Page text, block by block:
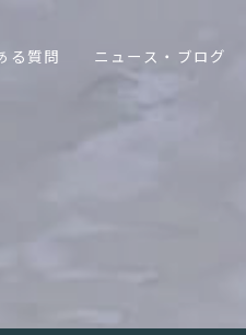
る質問 ニュース・ブログ